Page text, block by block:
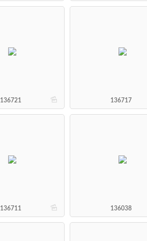
b
136721 136717
b
136711 136038